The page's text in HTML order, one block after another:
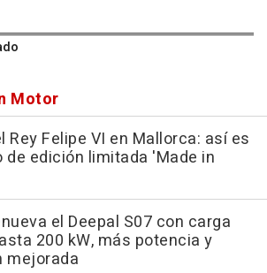
Motor
Rey Felipe VI en Mallorca: así es
de edición limitada 'Made in
el Deepal S07 con carga
200 kW, más potencia y
mejorada